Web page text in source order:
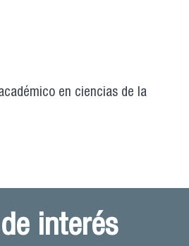
en ciencias de la
interés